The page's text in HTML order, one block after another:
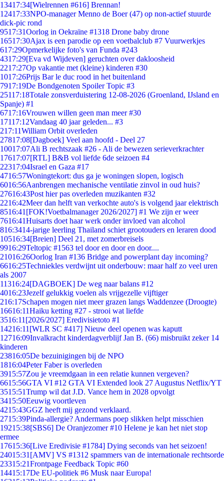
13417:34[Wielrennen #616] Brennan!
12417:33NPO-manager Menno de Boer (47) op non-actief stuurde
dick-pic rond
9517:31Oorlog in Oekraïne #1318 Drone baby drone
16517:30Ajax is een parodie op een voetbalclub #7 Vuurwerkjes
617:29Opmerkelijke foto's van Funda #243
4317:29[Eva vd Wijdeven] geruchten over dakloosheid
2217:27Op vakantie met (kleine) kinderen #30
1017:26Prijs Bar le duc rood in het buitenland
7917:19De Bondgenoten Spoiler Topic #3
25117:18Totale zonsverduistering 12-08-2026 (Groenland, IJsland en
Spanje) #1
6717:16Vrouwen willen geen man meer #30
17117:12Vandaag 40 jaar geleden... #3
217:11William Orbit overleden
27817:08[Dagboek] Veel aan hoofd - Deel 27
10017:07Ali B rechtszaak #26 - Ali de bewezen serieverkrachter
17617:07[RTL] B&B vol liefde 6de seizoen #4
22317:04Israel en Gaza #17
4716:57Woningtekort: dus ga je woningen slopen, logisch
6016:56Aanbrengen mechanische ventilatie zinvol in oud huis?
27616:43Post hier pas overleden muzikanten #32
2216:42Meer dan helft van verkochte auto's is volgend jaar elektrisch
8516:41 [FOK!Voetbalmanager 2026/2027] #1 We zijn er weer
7616:41Huisarts doet haar werk onder invloed van alcohol
816:3414-jarige leerling Thailand schiet grootouders en leraren dood
10516:34[Breien] Deel 21, met zomerbreisels
9916:29Teltopic #1563 tel door en door en door....
21016:26Oorlog Iran #136 Bridge and powerplant day incoming?
6616:25Techniekles verdwijnt uit onderbouw: maar half zo veel uren
als 2007
11316:24[DAGBOEK] De weg naar balans #12
4016:23Jezelf gelukkig voelen als vrijgezelle vijftiger
216:17Schapen mogen niet meer grazen langs Waddenzee (Droogte)
16616:11Haiku ketting #27 - strooi wat liefde
3516:11 [2026/2027] Eredivisietoto #1
14216:11 [WLR SC #417] Nieuw deel openen was kaputt
12716:09Invalkracht kinderdagverblijf Jan B. (66) misbruikt zeker 14
kinderen
23816:05De bezuinigingen bij de NPO
1816:04Peter Faber is overleden
3915:57Zou je vreemdgaan in een relatie kunnen vergeven?
6615:56GTA VI #12 GTA VI Extended look 27 Augustus Netflix/YT
3515:51Trump wil dat J.D. Vance hem in 2028 opvolgt
3415:50Eeuwig voortleven
4215:43GGZ heeft mij gezond verklaard.
2715:39Pinda-allergie? Andermans poep slikken helpt misschien
19215:38[SBS6] De Oranjezomer #10 Helene je kan het niet stop
ermee
17615:36[Live Eredivisie #1784] Dying seconds van het seizoen!
24015:31 [AMV] VS #1312 spammers van de internationale rechtsorde
23315:21Frontpage Feedback Topic #60
14415:17De EU-politiek #6 Musk naar Europa!